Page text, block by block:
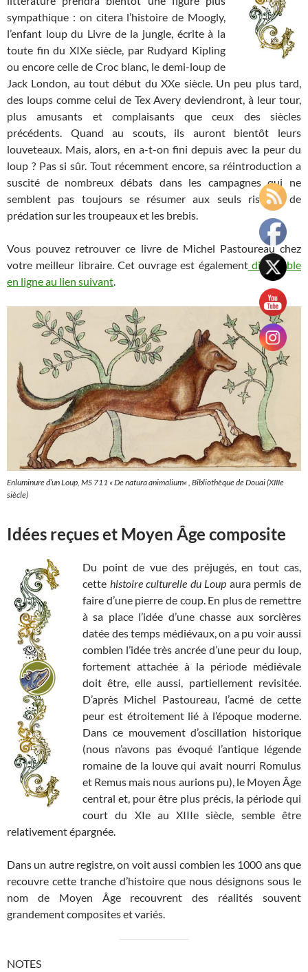
sympathique : on citera l’histoire de Moogly,
l’enfant loup du Livre de la jungle, écrite à la
toute fin du XIXe siècle, par Rudyard Kipling
ou encore celle de Croc blanc, le demi-loup de
Jack London, au tout début du XXe siècle. Un peu plus tard,
des loups comme celui de Tex Avery deviendront, à leur tour,
plus amusants et complaisants que ceux des siècles
précédents. Quand au scouts, ils auront bientôt leurs
louveteaux. Mais, alors, en a-t-on fini depuis avec la peur du
loup ? Pas si sûr. Tout récemment encore, sa réintroduction a
suscité de nombreux débats dans les campagnes qui ne
semblent pas toujours se résumer aux seuls risques de
prédation sur les troupeaux et les brebis.
Vous pouvez retrouver ce livre de Michel Pastoureau chez
votre meilleur libraire. Cet ouvrage est égalementdisponible
en ligne au lien suivant.
Enluminure d’un Loup, MS 711 «De natura animalium« , Bibliothèque de Douai (XIIIe
siècle)
Idées reçues et Moyen Âge composite
Du point de vue des préjugés, en tout cas,
cette histoire culturelle du Loup aura permis de
faire d’une pierre de coup. En plus de remettre
à sa place l’idée d’une chasse aux sorcières
datée des temps médiévaux, on a pu voir aussi
combien l’idée très ancrée d’une peur du loup,
fortement attachée à la période médiévale
doit être, elle aussi, partiellement revisitée.
D’après Michel Pastoureau, l’acmé de cette
peur est étroitement lié à l’époque moderne.
Dans ce mouvement d’oscillation historique
(nous n’avons pas évoqué l’antique légende
romaine de la louve qui avait nourri Romulus
et Remus mais nous aurions pu), le Moyen Âge
central et, pour être plus précis, la période qui
court du XIe au XIIIe siècle, semble être
relativement épargnée.
Dans un autre registre, on voit aussi combien les 1000 ans que
recouvre cette tranche d’histoire que nous désignons sous le
nom de Moyen Âge recouvrent des réalités souvent
grandement composites et variés.
NOTES